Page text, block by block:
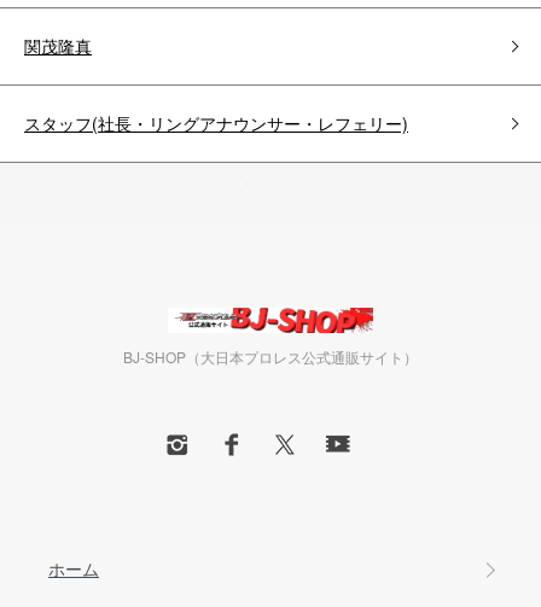
関茂隆真
スタッフ(社長・リングアナウンサー・レフェリー)
BJ-SHOP（大日本プロレス公式通販サイト）
ホーム